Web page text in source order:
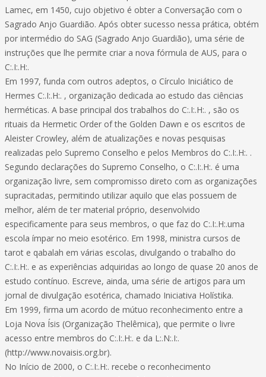
Lamec, em 1450, cujo objetivo é obter a Conversação com o
Sagrado Anjo Guardião. Após obter sucesso nessa prática, obtém
por intermédio do SAG (Sagrado Anjo Guardião), uma série de
instruções que lhe permite criar a nova fórmula de AUS, para o
C:.I:.H:.
Em 1997, funda com outros adeptos, o Círculo Iniciático de
Hermes C:.I:.H:. , organização dedicada ao estudo das ciências
herméticas. A base principal dos trabalhos do C:.I:.H:. , são os
rituais da Hermetic Order of the Golden Dawn e os escritos de
Aleister Crowley, além de atualizações e novas pesquisas
realizadas pelo Supremo Conselho e pelos Membros do C:.I:.H:. .
Segundo declarações do Supremo Conselho, o C:.I:.H:. é uma
organização livre, sem compromisso direto com as organizações
supracitadas, permitindo utilizar aquilo que elas possuem de
melhor, além de ter material próprio, desenvolvido
especificamente para seus membros, o que faz do C:.I:.H:.uma
escola ímpar no meio esotérico. Em 1998, ministra cursos de
tarot e qabalah em várias escolas, divulgando o trabalho do
C:.I:.H:. e as experiências adquiridas ao longo de quase 20 anos de
estudo contínuo. Escreve, ainda, uma série de artigos para um
jornal de divulgação esotérica, chamado Iniciativa Holístika.
Em 1999, firma um acordo de mútuo reconhecimento entre a
Loja Nova Ísis (Organização Thelêmica), que permite o livre
acesso entre membros do C:.I:.H:. e da L:.N:.I:.
(http://www.novaisis.org.br).
No Início de 2000, o C:.I:.H:. recebe o reconhecimento